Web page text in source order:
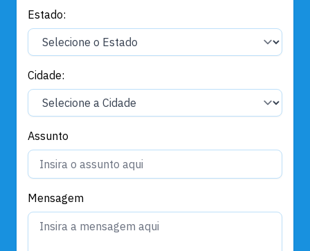
Estado:
Cidade:
Assunto
Mensagem